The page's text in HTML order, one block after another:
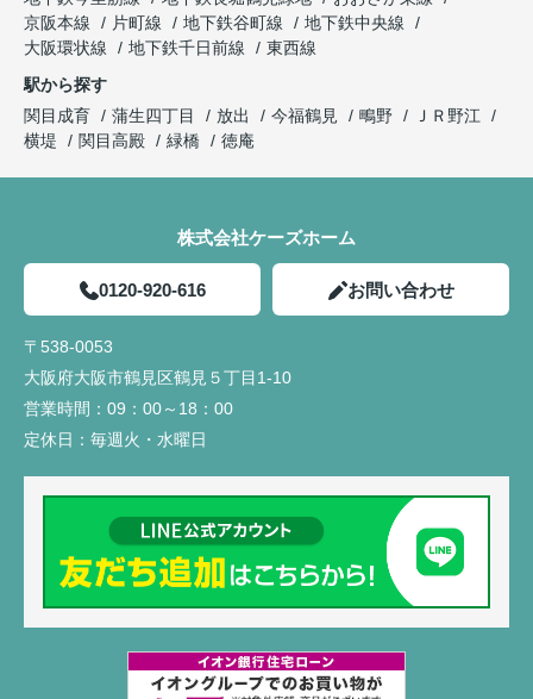
京阪本線
片町線 地下鉄谷町線
地下鉄中央線
大阪環状線
地下鉄千日前線
東西線
駅から探す
関目成育
蒲生四丁目 放出 今福鶴見 鴫野
ＪＲ野江
横堤
関目高殿 緑橋 徳庵
株式会社ケーズホーム
0120-920-616 お問い合わせ
〒538-0053
大阪府大阪市鶴見区鶴見５丁目1-10
営業時間： 09：00～18：00
定休日： 毎週火・水曜日